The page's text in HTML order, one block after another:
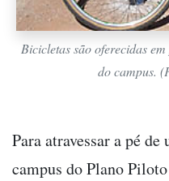
Bicicletas são oferecidas
do campus.
Para atravessar a pé
campus do Plano